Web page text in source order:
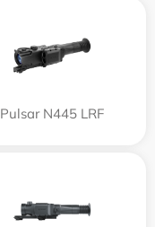
Pulsar N445 LRF